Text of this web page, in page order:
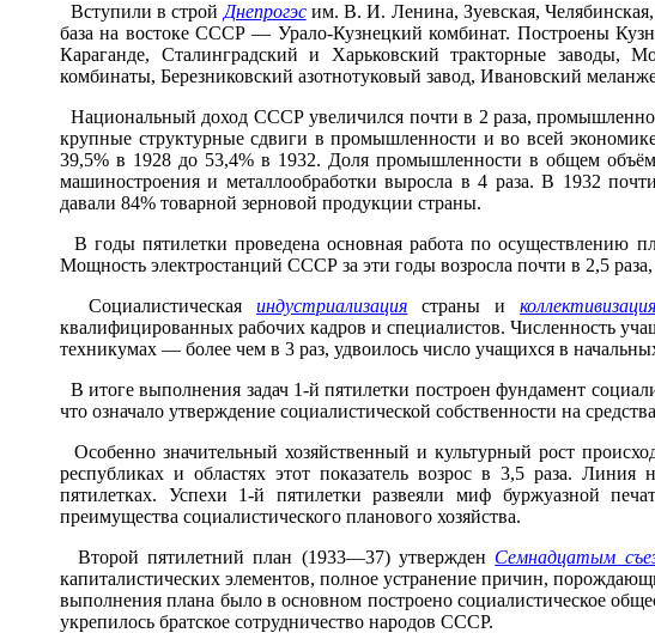
Вступили в строй Днепрогэсим. В. И. Ленина, Зуевская, Челябинская,
база на востоке СССР — Урало-Кузнецкий комбинат. Построены
Караганде, Сталинградский и Харьковский тракторные заводы,
комбинаты, Березниковский азотнотуковый завод, Ивановский
Национальный доход СССР увеличился почти в 2 раза,
крупные структурные сдвиги в промышленности и во всей
39,5% в 1928 до 53,4% в 1932. Доля промышленности в общем
машиностроения и металлообработки выросла в 4 раза. В 1932
давали 84% товарной зерновой продукции страны.
В годы пятилетки проведена основная работа по осуществлению
Мощность электростанций СССР за эти годы возросла почти в 2,5
Социалистическаяиндустриализация страны и
квалифицированных рабочих кадров и специалистов. Численность
техникумах — более чем в 3 раз, удвоилось число учащихся в
В итоге выполнения задач 1-й пятилетки построен фундамент
что означало утверждение социалистической собственности на
Особенно значительный хозяйственный и культурный рост
республиках и областях этот показатель возрос в 3,5 раза.
пятилетках. Успехи 1-й пятилетки развеяли миф буржуазной
преимущества социалистического планового хозяйства.
Второй пятилетний план (1933—37) утвержден Семнадцатым
капиталистических элементов, полное устранение причин,
выполнения плана было в основном построено социалистическое
укрепилось братское сотрудничество народов СССР.